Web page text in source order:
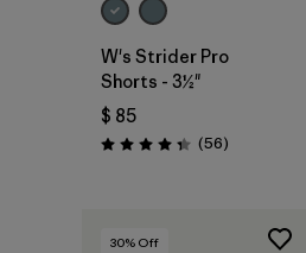
W's Strider Pro
Shorts - 3½"
$ 85
Valoración: 4.3 / 5
(56Comentarios
)
30% Off